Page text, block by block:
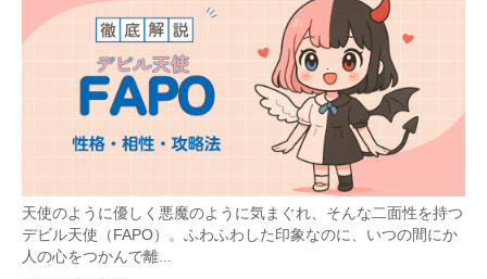
天使のように優しく悪魔のように気まぐれ、そんな二面性を持つ
デビル天使（FAPO）。ふわふわした印象なのに、いつの間にか
人の心をつかんで離...